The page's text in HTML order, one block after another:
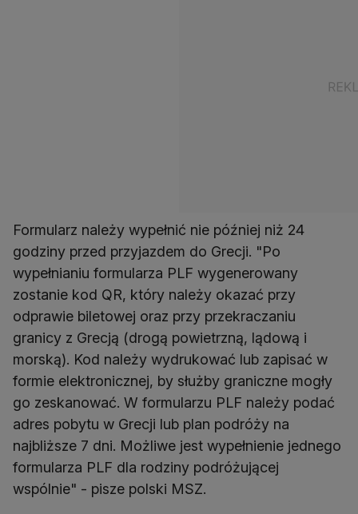
Formularz należy wypełnić nie później niż 24
godziny przed przyjazdem do Grecji. "Po
wypełnianiu formularza PLF wygenerowany
zostanie kod QR, który należy okazać przy
odprawie biletowej oraz przy przekraczaniu
granicy z Grecją (drogą powietrzną, lądową i
morską). Kod należy wydrukować lub zapisać w
formie elektronicznej, by służby graniczne mogły
go zeskanować. W formularzu PLF należy podać
adres pobytu w Grecji lub plan podróży na
najbliższe 7 dni. Możliwe jest wypełnienie jednego
formularza PLF dla rodziny podróżującej
wspólnie" - pisze polski MSZ.